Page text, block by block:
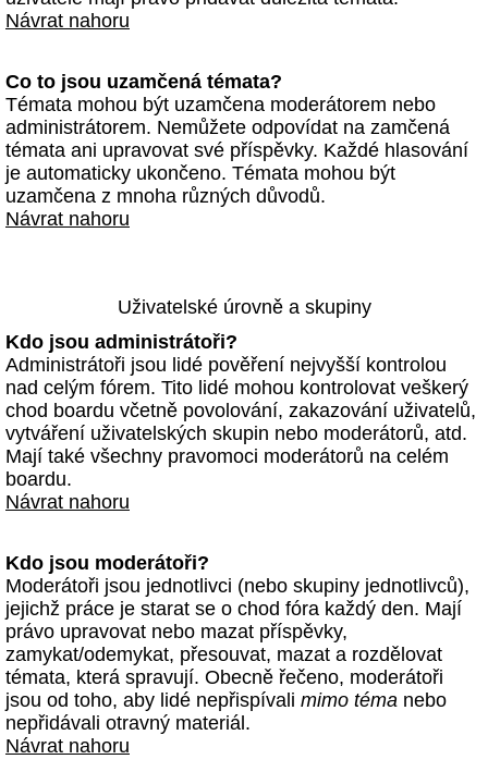
Návrat nahoru
Co to jsou uzamčená témata?
Témata mohou být uzamčena moderátorem nebo
administrátorem. Nemůžete odpovídat na zamčená
témata ani upravovat své příspěvky. Každé hlasování
je automaticky ukončeno. Témata mohou být
uzamčena z mnoha různých důvodů.
Návrat nahoru
Uživatelské úrovně a skupiny
Kdo jsou administrátoři?
Administrátoři jsou lidé pověření nejvyšší kontrolou
nad celým fórem. Tito lidé mohou kontrolovat veškerý
chod boardu včetně povolování, zakazování uživatelů,
vytváření uživatelských skupin nebo moderátorů, atd.
Mají také všechny pravomoci moderátorů na celém
boardu.
Návrat nahoru
Kdo jsou moderátoři?
Moderátoři jsou jednotlivci (nebo skupiny jednotlivců),
jejichž práce je starat se o chod fóra každý den. Mají
právo upravovat nebo mazat příspěvky,
zamykat/odemykat, přesouvat, mazat a rozdělovat
témata, která spravují. Obecně řečeno, moderátoři
jsou od toho, aby lidé nepřispívali mimo téma nebo
nepřidávali otravný materiál.
Návrat nahoru